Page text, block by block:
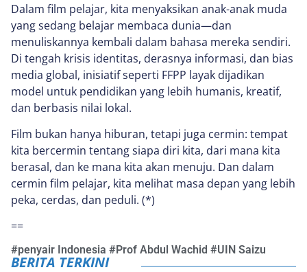
Dalam film pelajar, kita menyaksikan anak-anak muda
yang sedang belajar membaca dunia—dan
menuliskannya kembali dalam bahasa mereka sendiri.
Di tengah krisis identitas, derasnya informasi, dan bias
media global, inisiatif seperti FFPP layak dijadikan
model untuk pendidikan yang lebih humanis, kreatif,
dan berbasis nilai lokal.
Film bukan hanya hiburan, tetapi juga cermin: tempat
kita bercermin tentang siapa diri kita, dari mana kita
berasal, dan ke mana kita akan menuju. Dan dalam
cermin film pelajar, kita melihat masa depan yang lebih
peka, cerdas, dan peduli. (*)
==
#penyair Indonesia #Prof Abdul Wachid #UIN Saizu
BERITA TERKINI